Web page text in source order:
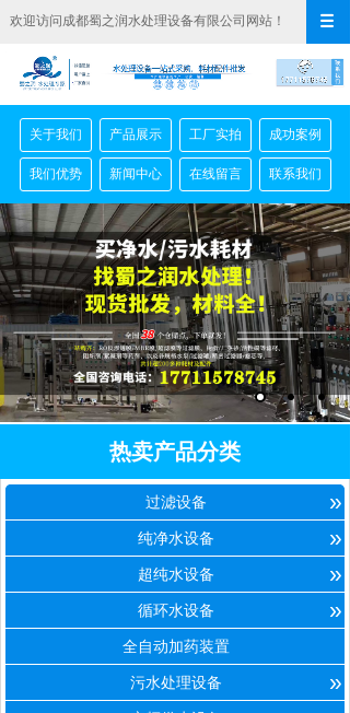
欢迎访问成都蜀之润水处理设备有限公司网站！
关于我们 产品展示 工厂实拍 成功案例
我们优势 新闻中心 在线留言 联系我们
热卖产品分类
过滤设备 »
纯净水设备 »
超纯水设备 »
循环水设备 »
全自动加药装置
污水处理设备 »